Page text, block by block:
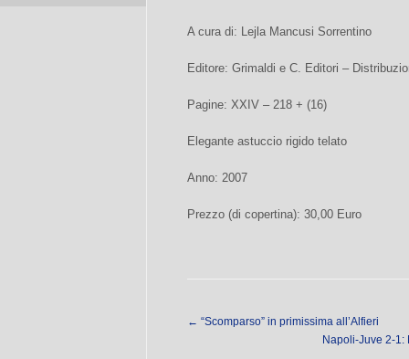
A cura di: Lejla Mancusi Sorrentino
Editore: Grimaldi e C. Editori –
Pagine: XXIV – 218 + (16)
Elegante astuccio rigido telato
Anno: 2007
Prezzo (di copertina): 30,00 Euro
← “Scomparso” in primissima all’Alfieri
Napoli-Juve 2-1: